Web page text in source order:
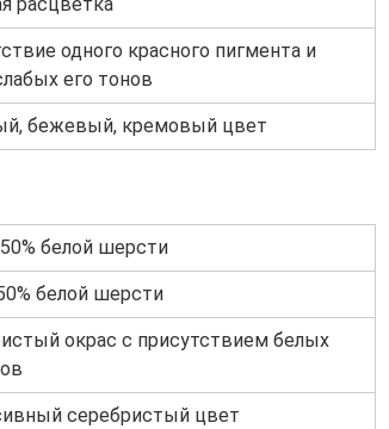
расцветка
одного красного пигмента и
его тонов
бежевый, кремовый цвет
белой шерсти
белой шерсти
окрас с присутствием белых
серебристый цвет